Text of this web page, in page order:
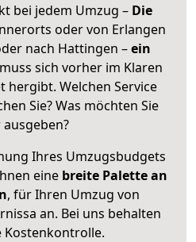
bei jedem Umzug – Die
oder von Erlangen
nach Hattingen –ein
sich vorher im Klaren
hergibt. Welchen Service
Sie? Was möchten Sie
Ihres Umzugsbudgets
eine breite Palette an
, für Ihren Umzug von
an. Bei uns behalten
Kostenkontrolle.